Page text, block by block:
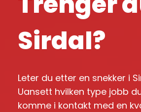
Sirdal?
Leter du etter en snekker i
Uansett hvilken type jobb
komme i kontakt med en